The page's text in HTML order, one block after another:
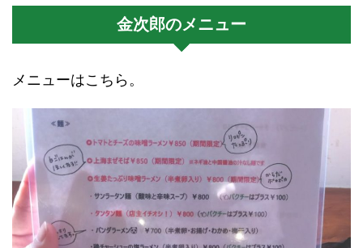
金次郎のメニュー
メニューはこちら。